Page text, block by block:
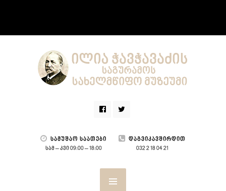
ᲡᲐᲛᲣᲨᲐᲝ ᲡᲐᲐᲗᲔᲑᲘ
სამ – კვი 09:00 – 18:00
ᲓᲐᲒᲕᲘᲙᲐᲕᲨᲘᲠᲓᲘᲗ
032 2 18 04 21